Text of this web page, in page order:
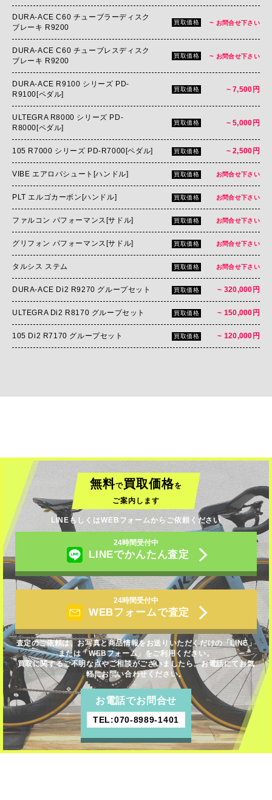
DURA-ACE C60 チューブラーディスク
ブレーキ R9200
買取価格 ~ お問合せ下さい
DURA-ACE C60 チューブレスディスク
ブレーキ R9200
買取価格 ~ お問合せ下さい
DURA-ACE R9100 シリーズ PD-
R9100[ペダル]
買取価格 ~ 7,500円
ULTEGRA R8000 シリーズ PD-
R8000[ペダル]
買取価格 ~ 5,000円
105 R7000 シリーズ PD-R7000[ペダル] 買取価格 ~ 2,500円
VIBE エアロパシュート[ハンドル] 買取価格 お問合せ下さい
PLT エルゴカーボン[ハンドル] 買取価格 お問合せ下さい
ファルコン パフォーマンス[サドル] 買取価格 お問合せ下さい
グリフォン パフォーマンス[サドル] 買取価格 お問合せ下さい
タルシス ステム 買取価格 お問合せ下さい
DURA-ACE Di2 R9270 グループセット 買取価格 ~ 320,000円
ULTEGRA Di2 R8170 グループセット 買取価格 ~ 150,000円
105 Di2 R7170 グループセット 買取価格 ~ 120,000円
無料で買取価格を
ご案内します
LINEもしくはWEBフォームからご依頼ください
24時間受付中
LINEでかんたん査定
24時間受付中
WEBフォームで査定
査定のご依頼は、お写真と商品情報をお送りいただくだけの「LINE」
または「WEBフォーム」をご利用ください。
買取に関するご不明な点やご相談がございましたら、お電話にてお気
軽にお問い合わせください。
お電話でお問合せ
TEL:070-8989-1401